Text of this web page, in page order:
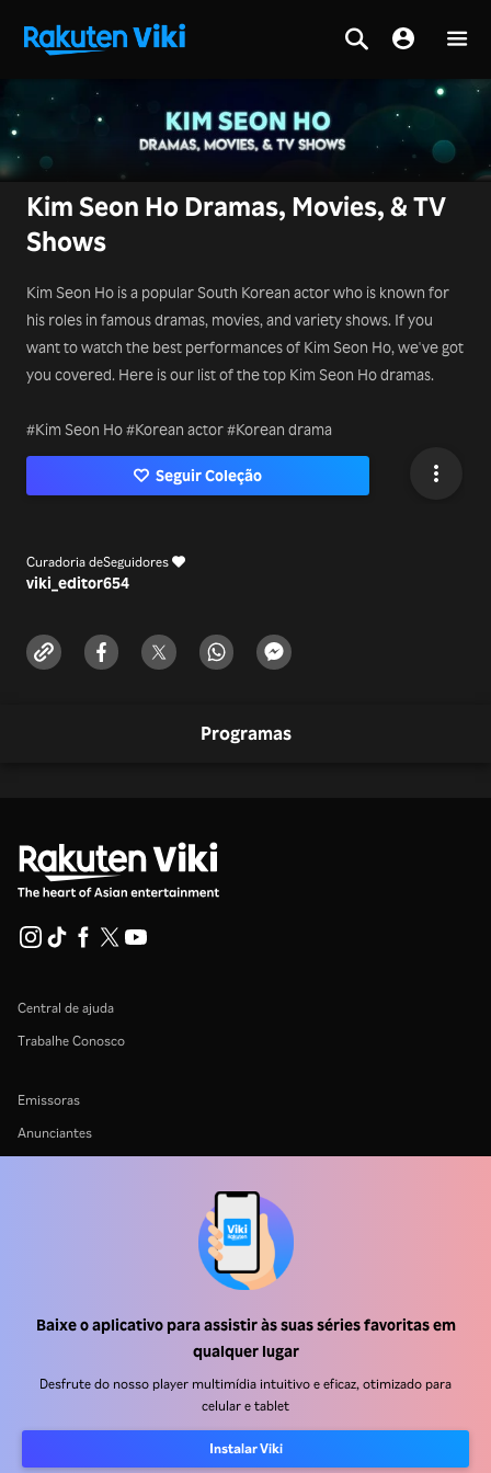
Baixe o aplicativo para assistir às suas séries favoritas em
qualquer lugar
Desfrute do nosso player multimídia intuitivo e eficaz, otimizado para
celular e tablet
Instalar Viki
Kim Seon Ho Dramas, Movies, & TV
Shows
Kim Seon Ho is a popular South Korean actor who is known for
his roles in famous dramas, movies, and variety shows. If you
want to watch the best performances of Kim Seon Ho, we've got
you covered. Here is our list of the top Kim Seon Ho dramas.
#Kim Seon Ho #Korean actor #Korean drama
Seguir Coleção
Curadoria de
viki_editor
Seguidores
654
Programas
Central de ajuda
Trabalhe Conosco
Emissoras
Anunciantes
Política de cookies e Tecnologias de rastreamento
Política de direitos autorais
RakutenRakuten KoboRakuten ViberRakuten TravelMore servicesAbout Rakuten